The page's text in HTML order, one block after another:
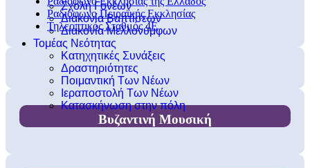
Σχολή Γονέων
Διακονία Βαπτίσεων
Διακονία Μελλονύμφων
Τομέας Νεότητας
Κατηχητικές Συνάξεις
Δραστηριότητες
Ποιμαντική Των Νέων
Ιεραποστολή Των Νέων
Κατασκήνωση στην πόλη
Ραδιόφωνο Πειραϊκής Εκκλησίας
Τηλεοπτικός Σταθμός 4Ε
Βυζαντινή Μουσική